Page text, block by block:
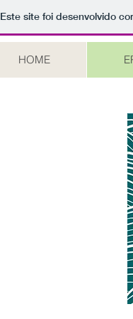
Este site foi desenvolvido
HOME